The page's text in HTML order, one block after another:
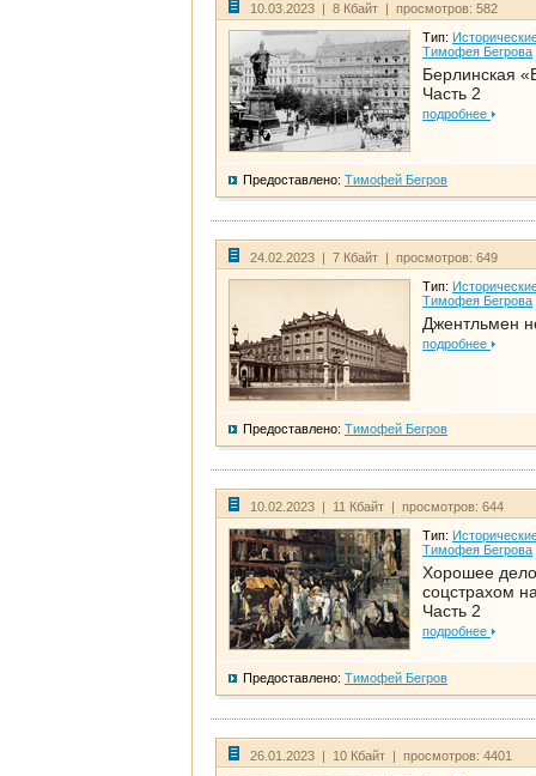
10.03.2023 | 8 Кбайт | просмотров: 582
Тип:
Тимофея Бегрова
Берлинская
Часть 2
подробнее
Предоставлено: Тимофей Бегров
24.02.2023 | 7 Кбайт | просмотров: 649
Тип:
Тимофея Бегрова
Джентльмен
подробнее
Предоставлено: Тимофей Бегров
10.02.2023 | 11 Кбайт | просмотров: 644
Тип:
Тимофея Бегрова
Хорошее дело
соцстрахом
Часть 2
подробнее
Предоставлено: Тимофей Бегров
26.01.2023 | 10 Кбайт | просмотров: 4401